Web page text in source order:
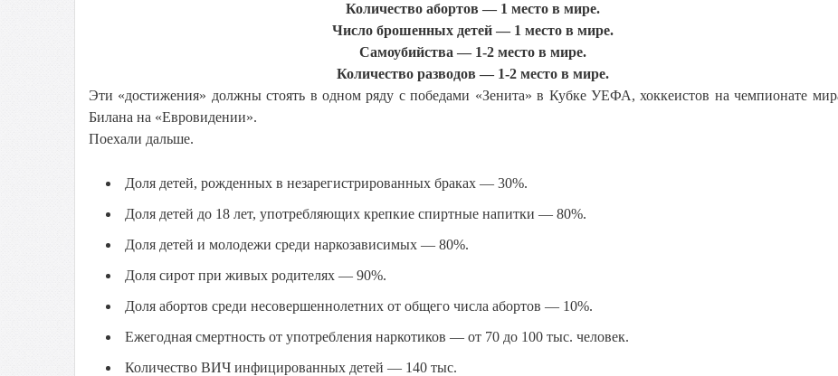
Количество абортов — 1 место в мире.
Число брошенных детей — 1 место в мире.
Самоубийства — 1-2 место в мире.
Количество разводов — 1-2 место в мире.
Эти «достижения» должны стоять в одном ряду с победами «Зенита» в Кубке УЕФА, хоккеистов на чемпионате
Билана на «Евровидении».
Поехали дальше.
Доля детей, рожденных в незарегистрированных браках — 30%.
Доля детей до 18 лет, употребляющих крепкие спиртные напитки — 80%.
Доля детей и молодежи среди наркозависимых — 80%.
Доля сирот при живых родителях — 90%.
Доля абортов среди несовершеннолетних от общего числа абортов — 10%.
Ежегодная смертность от употребления наркотиков — от 70 до 100 тыс. человек.
Количество ВИЧ инфицированных детей — 140 тыс.